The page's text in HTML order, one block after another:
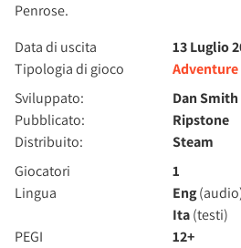
Penrose.
Data di uscita
13 Luglio
Tipologia di gioco
Adventure
Sviluppato:
Dan
Pubblicato:
Ripstone
Distribuito:
Steam
Giocatori
1
Lingua
Eng
Ita(testi)
PEGI
12+